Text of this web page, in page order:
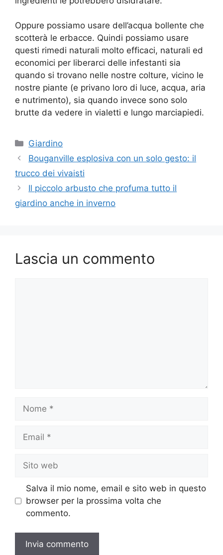
Oppure possiamo usare dell’acqua bollente che
scotterà le erbacce. Quindi possiamo usare
questi rimedi naturali molto efficaci, naturali ed
economici per liberarci delle infestanti sia
quando si trovano nelle nostre colture, vicino le
nostre piante (e privano loro di luce, acqua, aria
e nutrimento), sia quando invece sono solo
brutte da vedere in vialetti e lungo marciapiedi.
Categorie
Giardino
Bouganville esplosiva con un solo gesto: il
trucco dei vivaisti
Il piccolo arbusto che profuma tutto il
giardino anche in inverno
Lascia un commento
Nome
Email
Sito
web
Salva il mio nome, email e sito web in questo
browser per la prossima volta che
commento.